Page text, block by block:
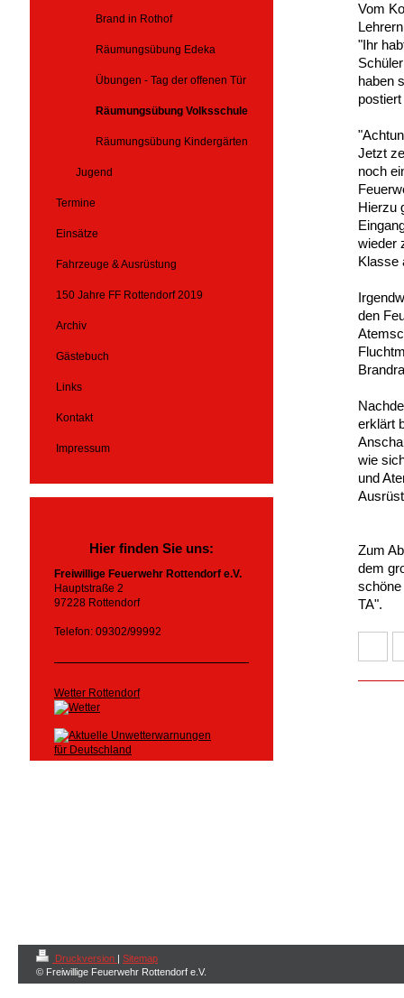
Vom
"Ihr
haben
Jetzt
noch
Hierzu
wieder
Klasse
den
erklärt
wie
und
Zum
dem
schöne
TA".
Brand in Rothof
Räumungsübung Edeka
Übungen - Tag der offenen Tür
Räumungsübung Volksschule
Räumungsübung Kindergärten
Jugend
Termine
Einsätze
Fahrzeuge & Ausrüstung
150 Jahre FF Rottendorf 2019
Archiv
Gästebuch
Links
Kontakt
Impressum
Hier finden Sie uns:
Freiwillige Feuerwehr Rottendorf e.V.
Hauptstraße 2
97228 Rottendorf
Telefon: 09302/99992
Wetter Rottendorf
Druckversion | Sitemap
© Freiwillige Feuerwehr Rottendorf e.V.